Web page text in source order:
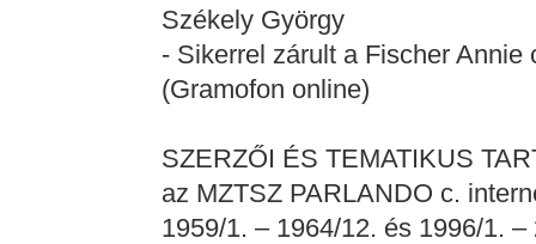
Székely György
- Sikerrel zárult a Fischer
(Gramofon online)
SZERZŐI ÉS TEMATIKUS
az MZTSZ PARLANDO c.
1959/1. – 1964/12. és 1996/1.